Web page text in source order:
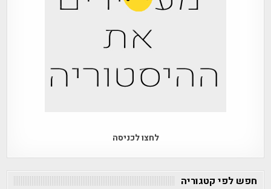
לחצו לכניסה
חפש לפי קטגוריה